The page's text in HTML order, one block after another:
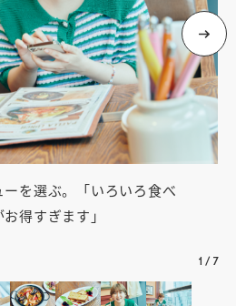
を選ぶ。「いろいろ食べ
得すぎます」
1 / 7